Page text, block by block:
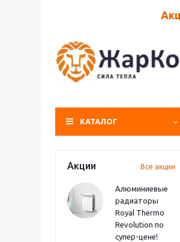
КАТАЛОГ
Акции Все акции
Алюминиевые
радиаторы
Royal Thermo
Revolution по
супер-цене!